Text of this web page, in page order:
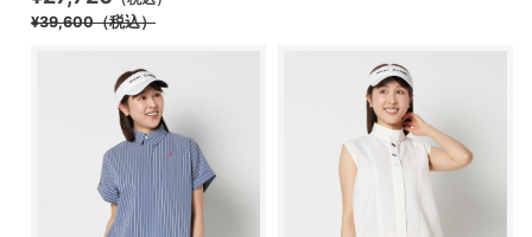
¥39,600（税込）